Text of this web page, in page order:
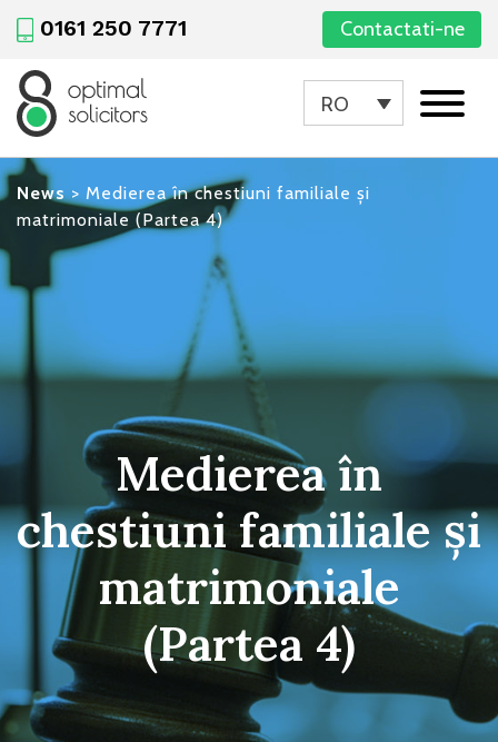
0161 250 7771 Contactati-ne
RO
News > Medierea în chestiuni familiale și
matrimoniale (Partea 4)
Medierea în
chestiuni familiale și
matrimoniale
(Partea 4)